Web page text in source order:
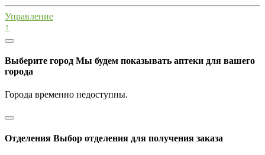
Управление
↑
Выберите город Мы будем показывать аптеки для вашего
города
Города временно недоступны.
Отделения Выбор отделения для получения заказа